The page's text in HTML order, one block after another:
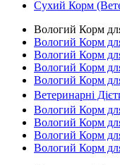
Сухий Корм
Вологий Корм
Вологий Корм
Вологий Корм
Вологий Корм
Вологий Корм
Ветеринарні
Вологий Корм
Вологий Корм
Вологий Корм
Вологий Корм